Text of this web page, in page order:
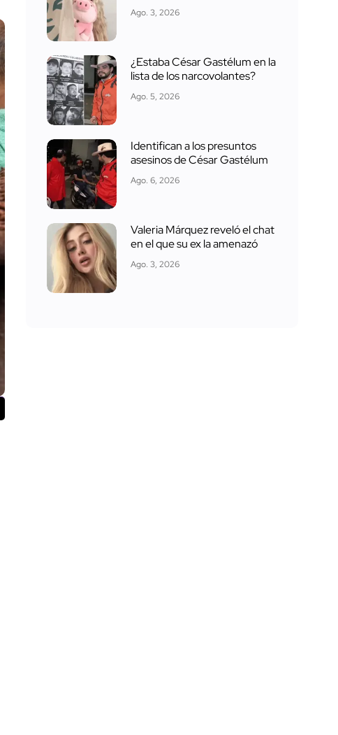
Ago. 3, 2026
¿Estaba César Gastélum en la
lista de los narcovolantes?
Ago. 5, 2026
Identifican a los presuntos
asesinos de César Gastélum
Ago. 6, 2026
Valeria Márquez reveló el chat
en el que su ex la amenazó
Ago. 3, 2026